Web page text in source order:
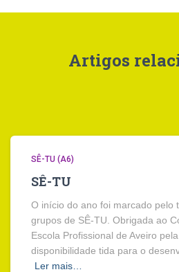
Artigos
SÊ-TU (A6)
SÊ-TU
O início do ano foi marcado pelo
grupos de SÊ-TU. Obrigada ao
Escola Profissional de Aveiro
disponibilidade tida para o
Ler mais…